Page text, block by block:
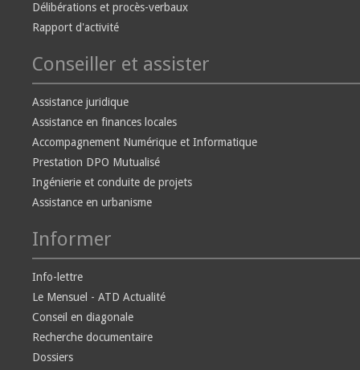
Délibérations et procès-verbaux
Rapport d'activité
Conseiller et assister
Assistance juridique
Assistance en finances locales
Accompagnement Numérique et Informatique
Prestation DPO Mutualisé
Ingénierie et conduite de projets
Assistance en urbanisme
Informer
Info-lettre
Le Mensuel - ATD Actualité
Conseil en diagonale
Recherche documentaire
Dossiers